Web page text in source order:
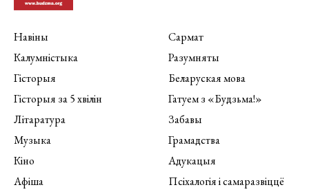
Навіны
Калумністыка
Гісторыя
Гісторыя за 5 хвілін
Літаратура
Музыка
Кіно
Афіша
Сармат
Разумняты
Беларуская мова
Гатуем з «Будзьма!»
Забавы
Грамадства
Адукацыя
Псіхалогія і самаразвіццё